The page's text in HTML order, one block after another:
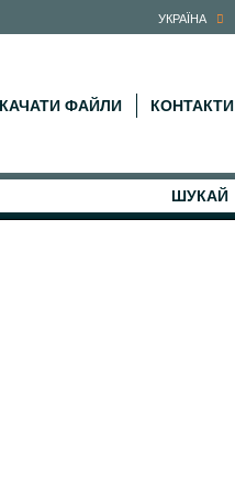
УКРАЇНА
ФАЙЛИ КОНТАКТИ
ШУКАЙ